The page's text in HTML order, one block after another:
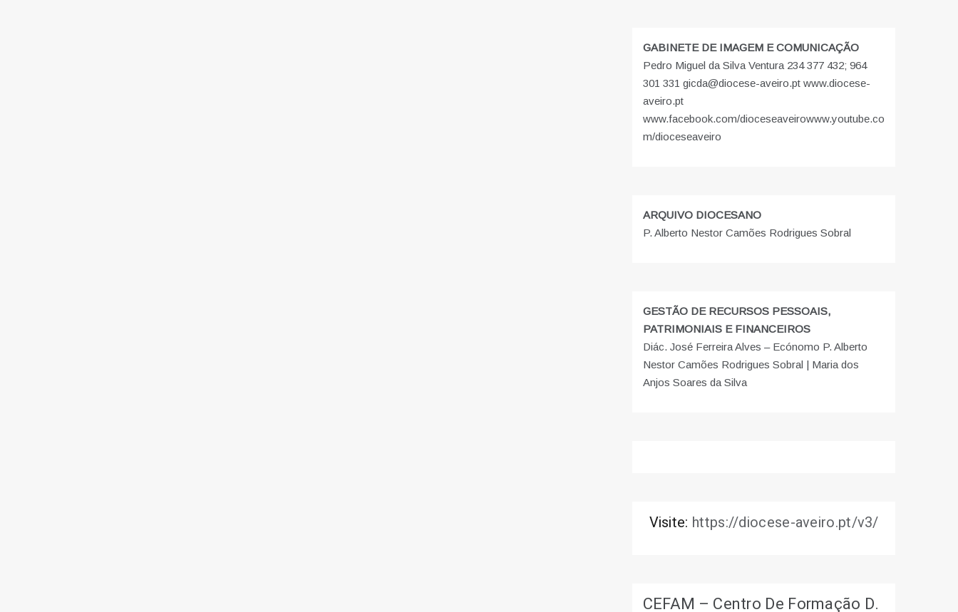
GABINETE DE IMAGEM E COMUNICAÇÃO
Pedro Miguel da Silva Ventura 234 377 432; 964
301 331 gicda@diocese-aveiro.pt www.diocese-
aveiro.pt
www.facebook.com/dioceseaveirowww.youtube.co
m/dioceseaveiro
ARQUIVO DIOCESANO
P. Alberto Nestor Camões Rodrigues Sobral
GESTÃO DE RECURSOS PESSOAIS,
PATRIMONIAIS E FINANCEIROS
Diác. José Ferreira Alves – Ecónomo P. Alberto
Nestor Camões Rodrigues Sobral | Maria dos
Anjos Soares da Silva
Visite: https://diocese-aveiro.pt/v3/
CEFAM – Centro De Formação D.